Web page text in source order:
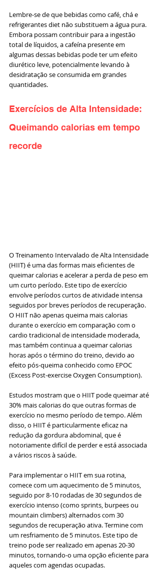
Lembre-se de que bebidas como café, chá e
refrigerantes diet não substituem a água pura.
Embora possam contribuir para a ingestão
total de líquidos, a cafeína presente em
algumas dessas bebidas pode ter um efeito
diurético leve, potencialmente levando à
desidratação se consumida em grandes
quantidades.
Exercícios de Alta Intensidade:
Queimando calorias em tempo
recorde
O Treinamento Intervalado de Alta Intensidade
(HIIT) é uma das formas mais eficientes de
queimar calorias e acelerar a perda de peso em
um curto período. Este tipo de exercício
envolve períodos curtos de atividade intensa
seguidos por breves períodos de recuperação.
O HIIT não apenas queima mais calorias
durante o exercício em comparação com o
cardio tradicional de intensidade moderada,
mas também continua a queimar calorias
horas após o término do treino, devido ao
efeito pós-queima conhecido como EPOC
(Excess Post-exercise Oxygen Consumption).
Estudos mostram que o HIIT pode queimar até
30% mais calorias do que outras formas de
exercício no mesmo período de tempo. Além
disso, o HIIT é particularmente eficaz na
redução da gordura abdominal, que é
notoriamente difícil de perder e está associada
a vários riscos à saúde.
Para implementar o HIIT em sua rotina,
comece com um aquecimento de 5 minutos,
seguido por 8-10 rodadas de 30 segundos de
exercício intenso (como sprints, burpees ou
mountain climbers) alternados com 30
segundos de recuperação ativa. Termine com
um resfriamento de 5 minutos. Este tipo de
treino pode ser realizado em apenas 20-30
minutos, tornando-o uma opção eficiente para
aqueles com agendas ocupadas.